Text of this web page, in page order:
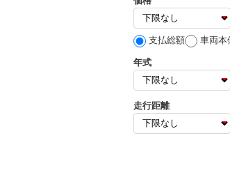
支払総額 車両本
年式
走行距離